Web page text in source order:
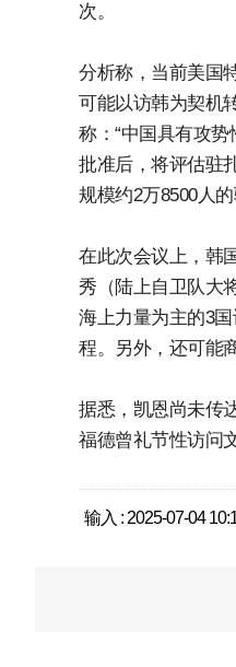
次。
分析称，当前美国
可能以访韩为契机
称：“中国具有攻
批准后，将评估驻
规模约2万8500人
在此次会议上，韩
秀（陆上自卫队大
海上力量为主的3
程。另外，还可能
据悉，凯恩尚未传
福德曾礼节性访问
输入 : 2025-07-04